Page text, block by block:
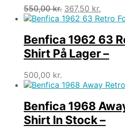
550,00kr. Den
oprindelige
var:
550,00 kr..
367,50 kr.
er:
Benfica 1962 63
Shirt På Lager –
500,00 kr.
Benfica 1968
Shirt In Stock –